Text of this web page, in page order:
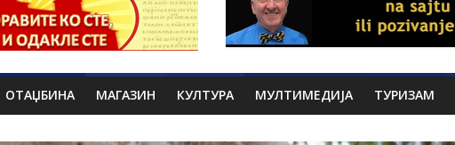
ОТАЏБИНА МАГАЗИН КУЛТУРА МУЛТИМЕДИЈА ТУРИЗАМ